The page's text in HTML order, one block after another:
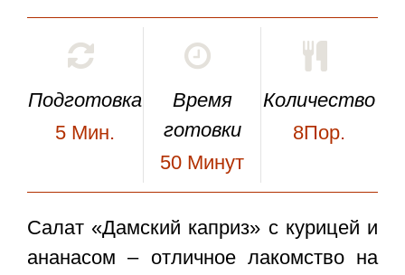
Подготовка
5 Мин.
Время
готовки
50 Минут
Количество
8Пор.
Салат «Дамский каприз» с курицей и
ананасом – отличное лакомство на